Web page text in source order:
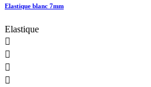
Elastique blanc 7mm
Elastique



